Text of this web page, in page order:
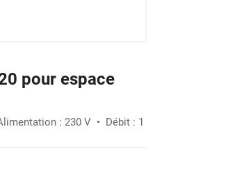
pour espace
: 230 V • Débit : 1